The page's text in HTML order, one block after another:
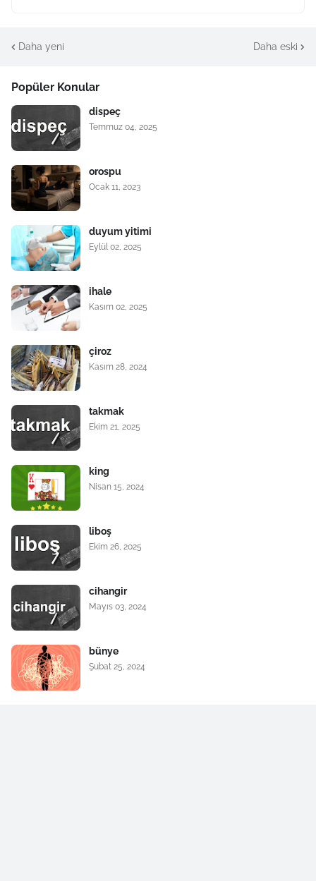
Daha yeni Daha eski
Popüler Konular
dispeç
Temmuz 04, 2025
orospu
Ocak 11, 2023
duyum yitimi
Eylül 02, 2025
ihale
Kasım 02, 2025
çiroz
Kasım 28, 2024
takmak
Ekim 21, 2025
king
Nisan 15, 2024
liboş
Ekim 26, 2025
cihangir
Mayıs 03, 2024
bünye
Şubat 25, 2024